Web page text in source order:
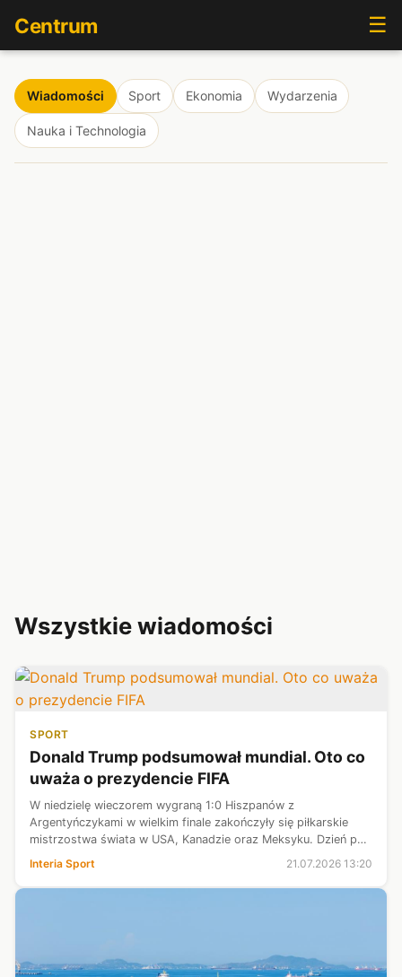
Centrum ☰
Wiadomości Sport Ekonomia Wydarzenia
Nauka i Technologia
Wszystkie wiadomości
SPORT
Donald Trump podsumował mundial. Oto co
uważa o prezydencie FIFA
W niedzielę wieczorem wygraną 1:0 Hiszpanów z
Argentyńczykami w wielkim finale zakończyły się piłkarskie
mistrzostwa świata w USA, Kanadzie oraz Meksyku. Dzień po
prezydent Stanów Zjednoczonych, D...
Interia Sport 21.07.2026 13:20